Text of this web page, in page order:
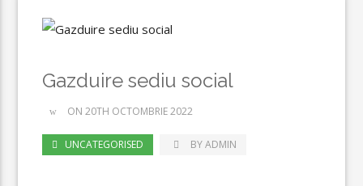
Gazduire sediu social
ON 20TH OCTOMBRIE 2022
UNCATEGORISED BY ADMIN